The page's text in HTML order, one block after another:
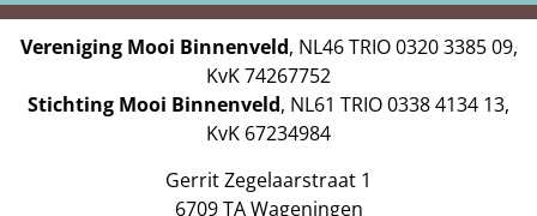
Vereniging Mooi Binnenveld, NL46 TRIO 0320 3385 09,
KvK 74267752
Stichting Mooi Binnenveld, NL61 TRIO 0338 4134 13,
KvK 67234984
Gerrit Zegelaarstraat 1
6709 TA Wageningen